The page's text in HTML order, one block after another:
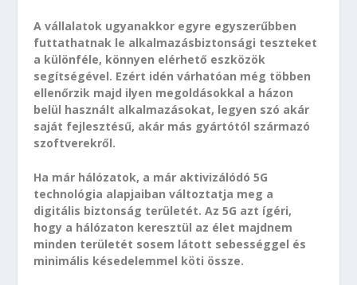
A vállalatok ugyanakkor egyre egyszerűbben
futtathatnak le alkalmazásbiztonsági teszteket
a különféle, könnyen elérhető eszközök
segítségével. Ezért idén várhatóan még többen
ellenőrzik majd ilyen megoldásokkal a házon
belül használt alkalmazásokat, legyen szó akár
saját fejlesztésű, akár más gyártótól származó
szoftverekről.
Ha már hálózatok, a már aktivizálódó 5G
technológia alapjaiban változtatja meg a
digitális biztonság területét. Az 5G azt ígéri,
hogy a hálózaton keresztül az élet majdnem
minden területét sosem látott sebességgel és
minimális késedelemmel köti össze.